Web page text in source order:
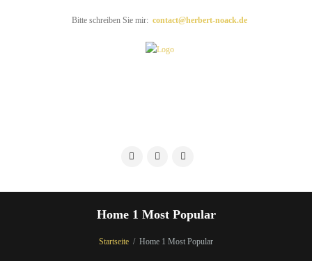
Bitte schreiben Sie mir: contact@herbert-noack.de
Home 1 Most Popular
Startseite Home 1 Most Popular